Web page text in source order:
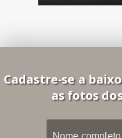
Cadastre-se a
as fotos